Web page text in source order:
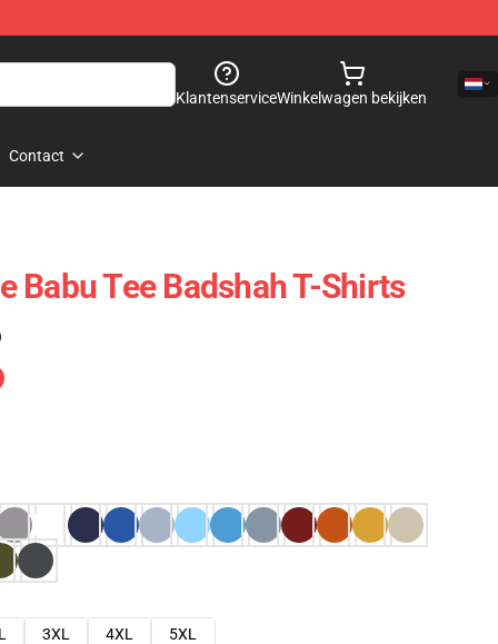
KlantenserviceWinkelwagen bekijken
Contact
Babu Tee Badshah T-Shirts
3XL 4XL
5XL